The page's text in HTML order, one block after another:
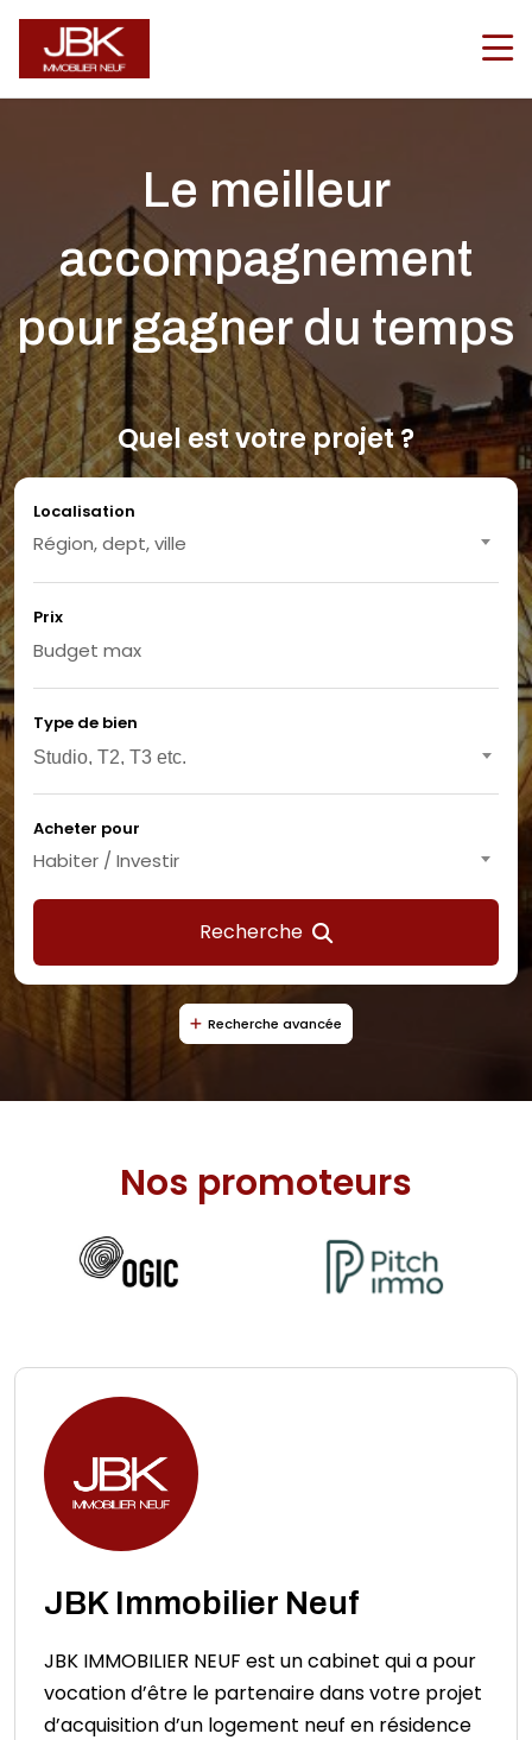
Navigation principale
Le meilleur
accompagnement
pour gagner du temps
Quel est votre projet ?
Localisation
Région, dept, ville
Prix
Type de bien
Acheter pour
Habiter / Investir
Recherche
Recherche avancée
Nos promoteurs
JBK Immobilier Neuf
JBK IMMOBILIER NEUF est un cabinet qui a pour
vocation d’être le partenaire dans votre projet
d’acquisition d’un logement neuf en résidence